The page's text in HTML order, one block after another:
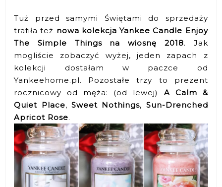
Tuż przed samymi Świętami do sprzedaży
trafiła też nowa kolekcja Yankee Candle Enjoy
The Simple Things na wiosnę 2018. Jak
mogliście zobaczyć wyżej, jeden zapach z
kolekcji dostałam w paczce od
Yankeehome.pl. Pozostałe trzy to prezent
rocznicowy od męża: (od lewej) A Calm &
Quiet Place, Sweet Nothings, Sun-Drenched
Apricot Rose.